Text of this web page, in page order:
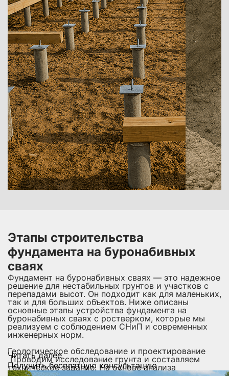
Этапы строительства
фундамента на буронабивных
сваях
Фундамент на буронабивных сваях — это надежное
решение для нестабильных грунтов и участков с
перепадами высот. Он подходит как для маленьких,
так и для больших объектов. Ниже описаны
основные этапы устройства фундамента на
буронабивных сваях с ростверком, которые мы
реализуем с соблюдением СНиП и современных
инженерных норм.
Геологическое обследование и проектирование
Проводим исследование грунта и составляем
техническое задание. На основе анализа
Читать далее
Получить бесплатную консультацию